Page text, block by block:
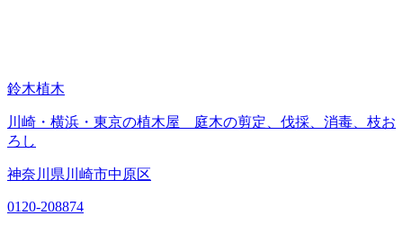
鈴木植木
川崎・横浜・東京の植木屋 庭木の剪定、伐採、消毒、枝お
ろし
神奈川県川崎市中原区
0120-208874